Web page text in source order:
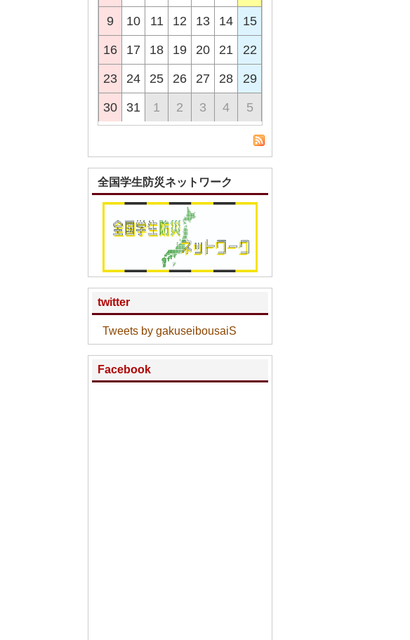
9 10 11 12 13 14 15
16 17 18 19 20 21 22
23 24 25 26 27 28 29
30 31 1 2 3 4 5
全国学生防災ネットワーク
twitter
Tweets by gakuseibousaiS
Facebook